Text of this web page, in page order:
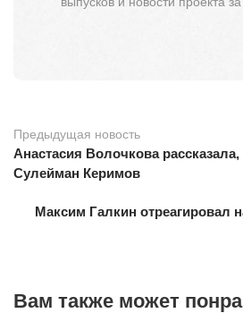
Предыдущая новость
Анастасия Волочкова
Сулейман Керимов
Максим Галкин отреагировал
Вам также может